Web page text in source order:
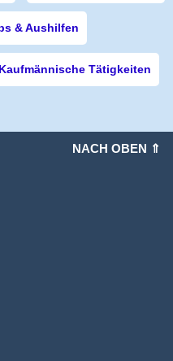
& Aushilfen
Kaufmännische Tätigkeiten
NACH OBEN ⇑